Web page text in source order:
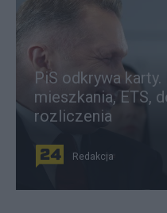
PiS odkrywa karty.
mieszkania, ETS,
rozliczenia
Redakcja